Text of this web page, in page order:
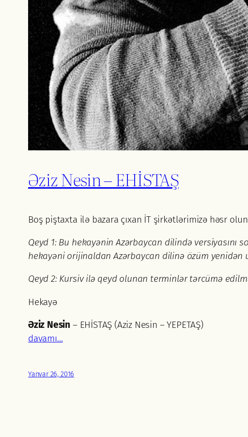
Əziz Nesin – EHİSTAŞ
Boş piştaxta ilə bazara çıxan İT şirkətlərimizə həsr
Qeyd 1: Bu hekayənin Azərbaycan dilində versiyasını
hekayəni orijinaldan Azərbaycan dilinə özüm yenidən
Qeyd 2: Kursiv ilə qeyd olunan terminlər tərcümə
Hekayə
Əziz Nesin – EHİSTAŞ (Aziz Nesin – YEPETAŞ)
davamı…
Yanvar 26, 2016